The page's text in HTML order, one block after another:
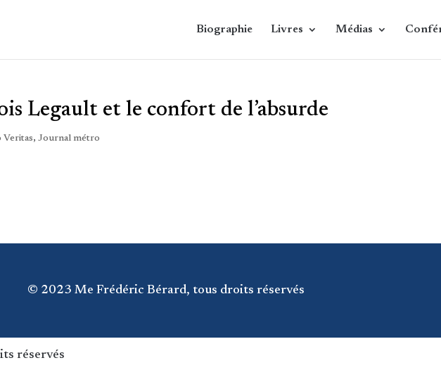
Biographie Livres Médias
Legault et le confort de l’absurde
,Journal métro
© 2023 Me Frédéric Bérard, tous droits réservés
réservés